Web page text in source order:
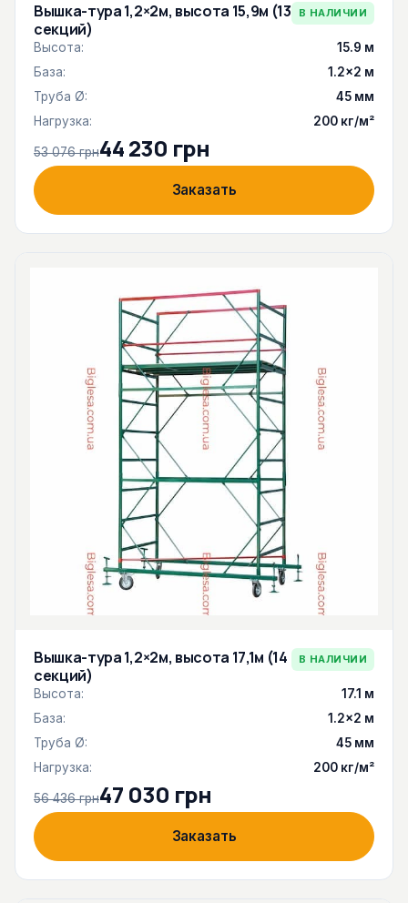
Вышка-тура 1,2×2м, высота 15,9м (13
секций)
В НАЛИЧИИ
Высота:
15.9 м
База:
1.2×2 м
Труба Ø:
45 мм
Нагрузка:
200 кг/м²
53 076 грн44 230 грн
Заказать
Вышка-тура 1,2×2м, высота 17,1м (14
секций)
В НАЛИЧИИ
Высота:
17.1 м
База:
1.2×2 м
Труба Ø:
45 мм
Нагрузка:
200 кг/м²
56 436 грн47 030 грн
Заказать